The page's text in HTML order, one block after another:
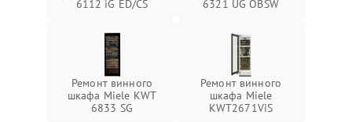
6112 iG ED/CS
6321 UG OBSW
Ремонт винного
шкафа Miele KWT
6833 SG
Ремонт винного
шкафа Miele
KWT2671ViS